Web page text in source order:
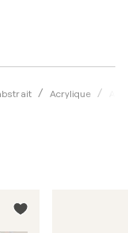
Acrylique